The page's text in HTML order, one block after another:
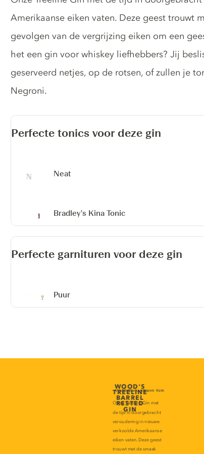
Amerikaanse eiken vaten. Deze geest trouwt
gevolgen van de vergrijzing eiken om een
het een gin voor whiskey liefhebbers? Jij
geserveerd netjes, op de rotsen, of zullen je
Negroni.
Perfecte tonics voor deze gin
Neat
Bradley's Kina Tonic
Perfecte garnituren voor deze gin
Puur